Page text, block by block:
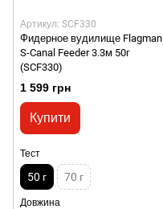
Артикул: SCF330
Фидерное вудилище Flagman
S-Canal Feeder 3.3м 50г
(SCF330)
1 599 грн
Купити
Тест
50 г 70 г
Довжина